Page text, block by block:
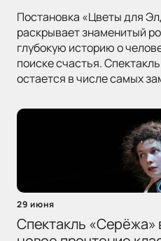
Постановка «Цветы для
раскрывает знаменитый
глубокую историю о
поиске счастья.
остается в числе самых
29 июня
Спектакль